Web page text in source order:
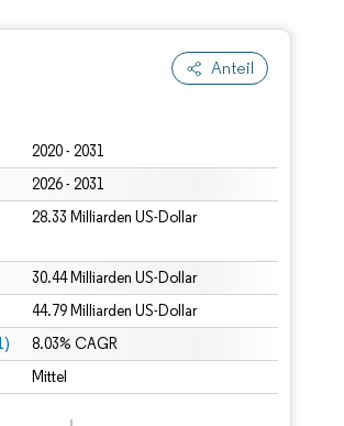
Anteil
2020 - 2031
2026 - 2031
28.33 Milliarden US-Dollar
30.44 Milliarden US-Dollar
44.79 Milliarden US-Dollar
8.03% CAGR
Mittel
erfordert Namensnennung gemäß CC BY 4.0.
BY 4.0.